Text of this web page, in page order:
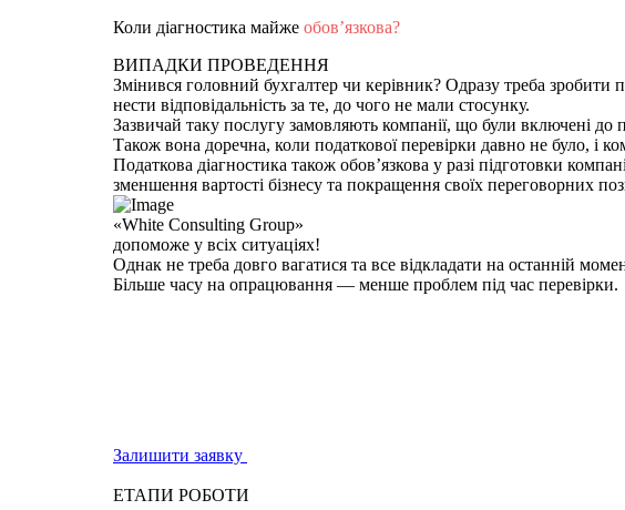
Коли діагностика майже обов’язкова?
ВИПАДКИ ПРОВЕДЕННЯ
Змінився головний бухгалтер чи керівник? Одразу треба
нести відповідальність за те, до чого не мали стосунку.
Зазвичай таку послугу замовляють компанії, що були включені до
Також вона доречна, коли податкової перевірки давно не було, і
Податкова діагностика також обов’язкова у разі підготовки
зменшення вартості бізнесу та покращення своїх переговорних
«White Consulting Group»
допоможе у всіх ситуаціях!
Однак не треба довго вагатися та все відкладати на останній
Більше часу на опрацювання — менше проблем під час перевірки.
Залишити заявку
ЕТАПИ РОБОТИ